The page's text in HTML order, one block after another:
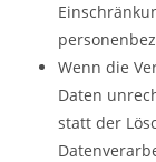
Wenn die
Daten
statt der